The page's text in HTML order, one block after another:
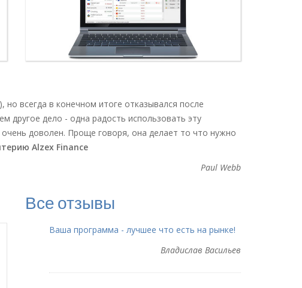
всегда в конечном итоге отказывался после
другое дело - одна радость использовать эту
очень доволен. Проще говоря, она делает то что нужно
Alzex Finance
Paul Webb
Все отзывы
Ваша программа - лучшее что есть на рынке!
Владислав Васильев